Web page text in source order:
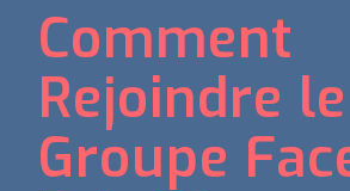
Comment
Rejoindre le
Groupe